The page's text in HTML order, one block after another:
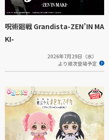
呪術廻戦 Grandista-ZEN’IN MA
KI-
2026年7月29日（水）
より順次登場予定